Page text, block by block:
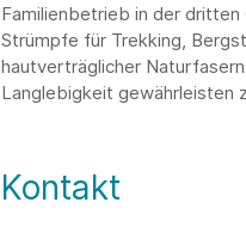
Familienbetrieb in der
Strümpfe für Trekking,
hautverträglicher
Langlebigkeit gewährleisten
Kontakt